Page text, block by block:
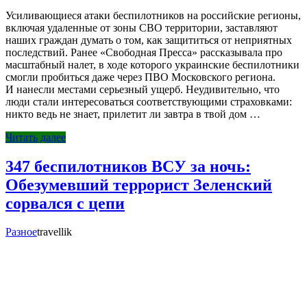
Усиливающиеся атаки беспилотников на российские регионы,
включая удаленные от зоны СВО территории, заставляют
наших граждан думать о том, как защититься от неприятных
последствий. Ранее «Свободная Пресса» рассказывала про
масштабный налет, в ходе которого украинские беспилотники
смогли пробиться даже через ПВО Московского региона.
И нанесли местами серьезный ущерб. Неудивительно, что
люди стали интересоваться соответствующими страховками:
никто ведь не знает, прилетит ли завтра в твой дом …
Читать далее
347 беспилотников ВСУ за ночь:
Обезумевший террорист Зеленский
сорвался с цепи
Разноеtravellik